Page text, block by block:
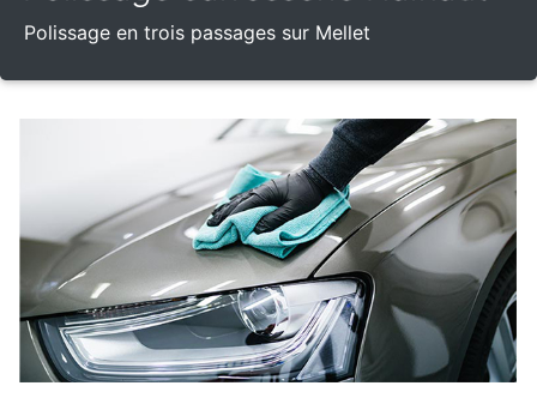
Polissage en trois passages sur Mellet